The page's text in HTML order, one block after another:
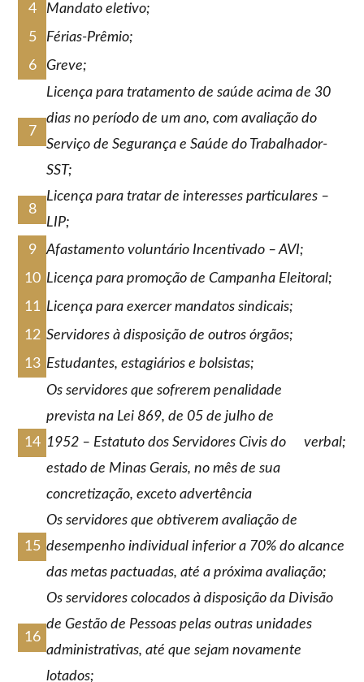
Mandato eletivo;
Férias-Prêmio;
Greve;
Licença para tratamento de saúde acima de 30
dias no período de um ano, com avaliação do
Serviço de Segurança e Saúde do Trabalhador-
SST;
Licença para tratar de interesses particulares –
LIP;
Afastamento voluntário Incentivado – AVI;
Licença para promoção de Campanha Eleitoral;
Licença para exercer mandatos sindicais;
Servidores à disposição de outros órgãos;
Estudantes, estagiários e bolsistas;
Os servidores que sofrerem penalidade
prevista na Lei 869, de 05 de julho de
1952 – Estatuto dos Servidores Civis do
estado de Minas Gerais, no mês de sua
concretização, exceto advertência
verbal;
Os servidores que obtiverem avaliação de
desempenho individual inferior a 70% do alcance
das metas pactuadas, até a próxima avaliação;
Os servidores colocados à disposição da Divisão
de Gestão de Pessoas pelas outras unidades
administrativas, até que sejam novamente
lotados;